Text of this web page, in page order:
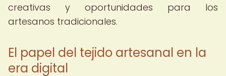
creativas y oportunidades para los
artesanos tradicionales.
El papel del tejido artesanal en la
era digital